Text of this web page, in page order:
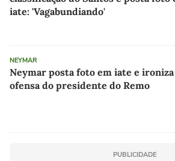
iate: 'Vagabundiando'
NEYMAR
Neymar posta foto em iate e ironiza
ofensa do presidente do Remo
PUBLICIDADE